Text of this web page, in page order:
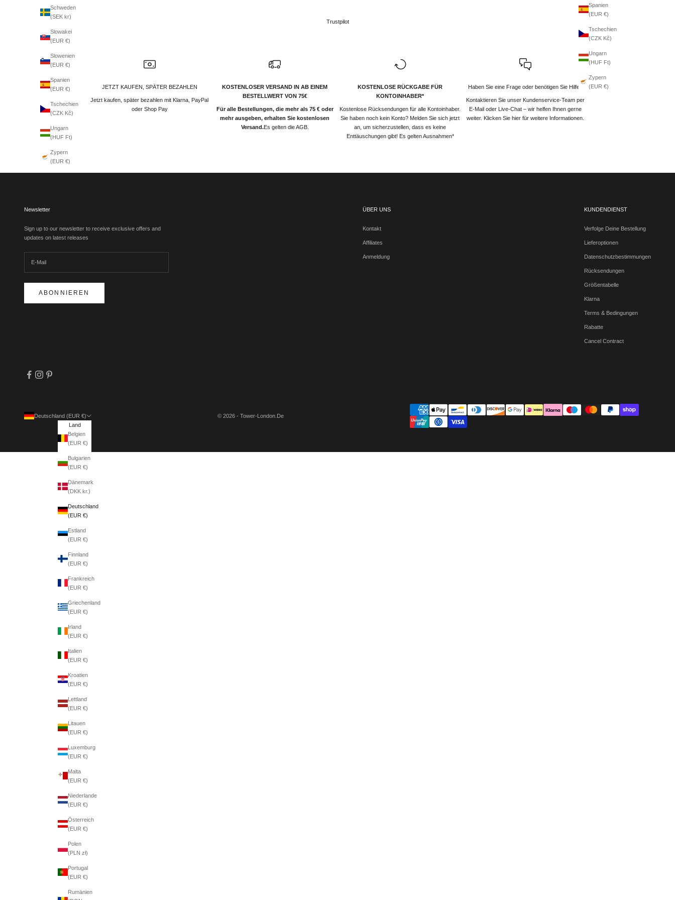
Spanien
(EUR €)
Tschechien
(CZK Kč)
Ungarn
(HUF Ft)
Zypern
(EUR €)
Schweden
(SEK kr)
Slowakei
(EUR €)
Slowenien
(EUR €)
Spanien
(EUR €)
Tschechien
(CZK Kč)
Ungarn
(HUF Ft)
Zypern
(EUR €)
Trustpilot
JETZT KAUFEN, SPÄTER BEZAHLEN
Jetzt kaufen, später bezahlen mit Klarna, PayPal
oder Shop Pay
KOSTENLOSER VERSAND IN AB EINEM
BESTELLWERT VON 75€
Für alle Bestellungen, die mehr als 75 € oder
mehr ausgeben, erhalten Sie kostenlosen
Versand.Es gelten die AGB.
KOSTENLOSE RÜCKGABE FÜR
KONTOINHABER*
Kostenlose Rücksendungen für alle Kontoinhaber.
Sie haben noch kein Konto? Melden Sie sich jetzt
an, um sicherzustellen, dass es keine
Enttäuschungen gibt! Es gelten Ausnahmen*
Haben Sie eine Frage oder benötigen Sie Hilfe?
Kontaktieren Sie unser Kundenservice-Team per
E-Mail oder Live-Chat – wir helfen Ihnen gerne
weiter. Klicken Sie hier für weitere Informationen.
Newsletter
Sign up to our newsletter to receive exclusive offers and
updates on latest releases
ABONNIEREN
ÜBER UNS
Kontakt
Affiliates
Anmeldung
KUNDENDIENST
Verfolge Deine Bestellung
Lieferoptionen
Datenschutzbestimmungen
Rücksendungen
Größentabelle
Klarna
Terms & Bedingungen
Rabatte
Cancel Contract
Deutschland (EUR €)
Land
Belgien
(EUR €)
Bulgarien
(EUR €)
Dänemark
(DKK kr.)
Deutschland
(EUR €)
Estland
(EUR €)
Finnland
(EUR €)
Frankreich
(EUR €)
Griechenland
(EUR €)
Irland
(EUR €)
Italien
(EUR €)
Kroatien
(EUR €)
Lettland
(EUR €)
Litauen
(EUR €)
Luxemburg
(EUR €)
Malta
(EUR €)
Niederlande
(EUR €)
Österreich
(EUR €)
Polen
(PLN zł)
Portugal
(EUR €)
Rumänien
© 2026 - Tower-London.De